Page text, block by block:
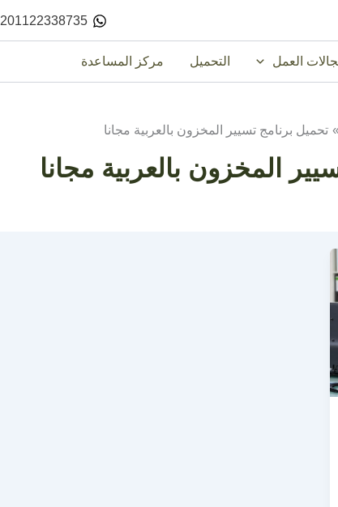
201122338735
العمل التحميل مركز المساعدة
تحميل برنامج تسيير المخزون بالعربية مجانا
المخزون بالعربية مجانا